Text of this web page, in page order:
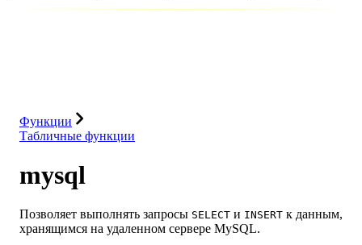
Функции
Табличные функции
mysql
Позволяет выполнять запросы SELECT и INSERT к данным,
хранящимся на удаленном сервере MySQL.